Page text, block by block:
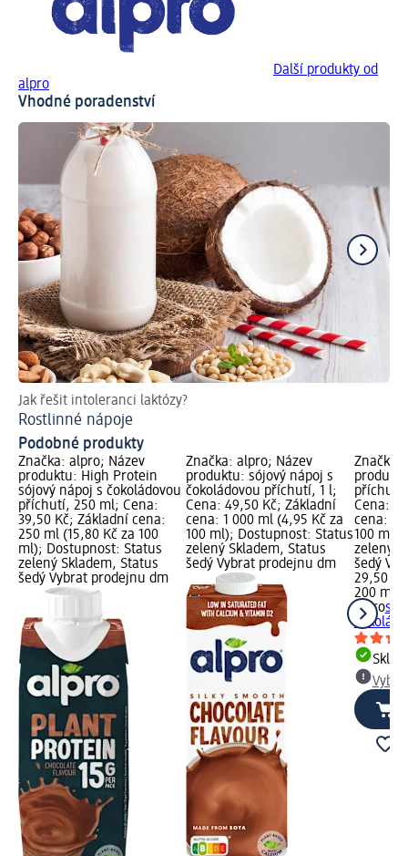
Další produkty od
alpro
Vhodné poradenství
Jak řešit intoleranci laktózy?
Rostlinné nápoje
Podobné produkty
Značka: alpro; Název
produktu: High Protein
sójový nápoj s čokoládovou
příchutí, 250 ml; Cena:
39,50 Kč; Základní cena:
250 ml (15,80 Kč za 100
ml); Dostupnost: Status
zelený Skladem, Status
šedý Vybrat prodejnu dm
Značka: alpro; Název
produktu: sójový nápoj s
čokoládovou příchutí, 1 l;
Cena: 49,50 Kč; Základní
cena: 1 000 ml (4,95 Kč za
100 ml); Dostupnost: Status
zelený Skladem, Status
šedý Vybrat prodejnu dm
Značka:
příchutí
Cena:
cena:
100 ml);
zelený
šedý
29,50 Kč
200 ml
alpro